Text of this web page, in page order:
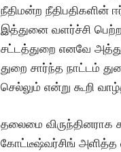
நீதிமன்ற
இத்துனை வளர்ச்சி
சட்டத்துறை எனவே
துறை சார்ந்த நாட்டம்
செல்லும் என்று கூறி
தலைமை விருந்தினராக
கோட்டீஷ்வர்சிங் அளித்த